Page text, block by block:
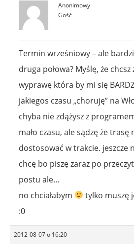
Anonimowy
Gość
Termin wrześniowy – ale
druga połowa? Myślę, że
wyprawę która by mi się
jakiegos czasu „choruję” na
chyba nie zdążysz z
mało czasu, ale sądzę że trasę
dostosować w trakcie. jeszcze
chcę bo piszę zaraz po
postu ale…
no chciałabym
tylko muszę
:0
2012-08-07 o 16:20